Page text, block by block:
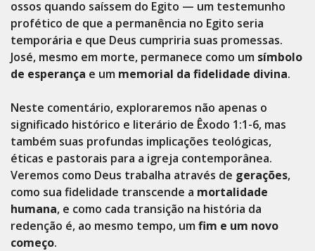
ossos quando saíssem do Egito — um testemunho
profético de que a permanência no Egito seria
temporária e que Deus cumpriria suas promessas.
José, mesmo em morte, permanece como um símbolo
de esperança e um memorial da fidelidade divina.
Neste comentário, exploraremos não apenas o
significado histórico e literário de Êxodo 1:1-6, mas
também suas profundas implicações teológicas,
éticas e pastorais para a igreja contemporânea.
Veremos como Deus trabalha através de gerações,
como sua fidelidade transcende a mortalidade
humana, e como cada transição na história da
redenção é, ao mesmo tempo, umfim e um novo
começo.